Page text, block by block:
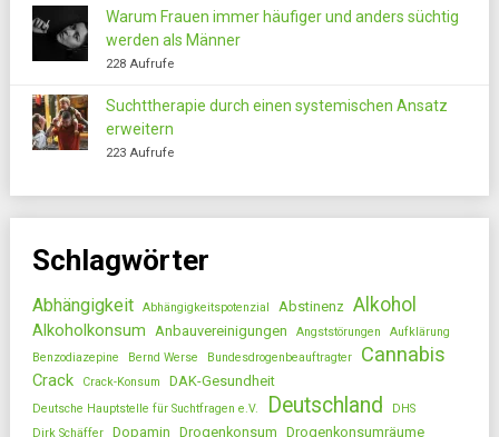
Warum Frauen immer häufiger und anders süchtig
werden als Männer
228 Aufrufe
Suchttherapie durch einen systemischen Ansatz
erweitern
223 Aufrufe
Schlagwörter
Abhängigkeit Abhängigkeitspotenzial Abstinenz Alkohol
Alkoholkonsum Anbauvereinigungen Angststörungen
Aufklärung
Benzodiazepine
Bernd Werse Bundesdrogenbeauftragter Cannabis
Crack Crack-Konsum DAK-Gesundheit
Deutsche Hauptstelle für Suchtfragen e.V. Deutschland
DHS
Dirk Schäffer
Dopamin Drogenkonsum Drogenkonsumräume